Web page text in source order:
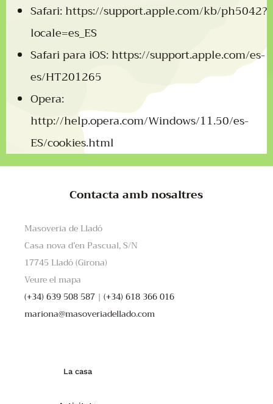
Safari:https://support.apple.com/kb/ph5042?
locale=es_ES
Safari para iOS:https://support.apple.com/es-
es/HT201265
Opera:
http://help.opera.com/Windows/11.50/es-
ES/cookies.html
Contacta amb nosaltres
Masoveria de Lladó
Casa nova d’en Pascual, S/N
17745 Lladó (Girona)
Veure el mapa
(+34) 639 508 587 | (+34) 618 366 016
mariona@masoveriadellado.com
La casa